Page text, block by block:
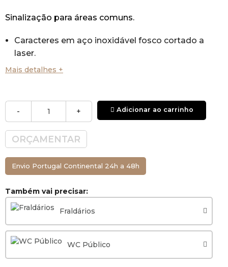
Sinalização para áreas comuns.
Caracteres em aço inoxidável fosco cortado a
laser.
Números de 0 a 9.
Instalação por fita dupla face ou silicone.
Numeração de portais ou pisos.
Dimensões: 15,5 x 10 x 0,2cm (altura x largura x
comprimento).
Mais detalhes +
- + Adicionar ao carrinho
ORÇAMENTAR
Envio Portugal Continental 24h a 48h
Também vai precisar:
Fraldários
WC Público